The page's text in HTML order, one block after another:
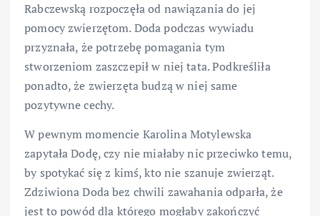
Rabczewską rozpoczęła od nawiązania do jej
pomocy zwierzętom. Doda podczas wywiadu
przyznała, że potrzebę pomagania tym
stworzeniom zaszczepił w niej tata. Podkreśliła
ponadto, że zwierzęta budzą w niej same
pozytywne cechy.
W pewnym momencie Karolina Motylewska
zapytała Dodę, czy nie miałaby nic przeciwko temu,
by spotykać się z kimś, kto nie szanuje zwierząt.
Zdziwiona Doda bez chwili zawahania odparła, że
jest to powód dla którego mogłaby zakończyć